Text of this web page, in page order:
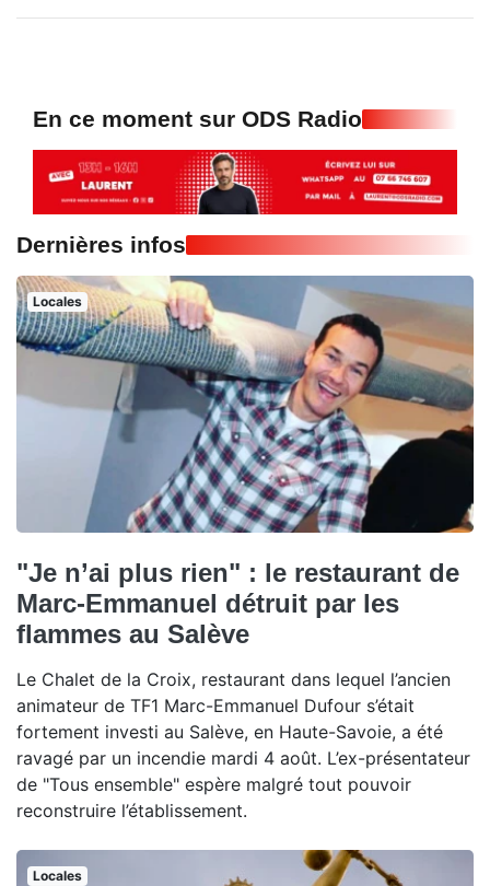
En ce moment sur ODS Radio
Dernières infos
Locales
"Je n’ai plus rien" : le restaurant de
Marc-Emmanuel détruit par les
flammes au Salève
Le Chalet de la Croix, restaurant dans lequel l’ancien
animateur de TF1 Marc-Emmanuel Dufour s’était
fortement investi au Salève, en Haute-Savoie, a été
ravagé par un incendie mardi 4 août. L’ex-présentateur
de "Tous ensemble" espère malgré tout pouvoir
reconstruire l’établissement.
Locales